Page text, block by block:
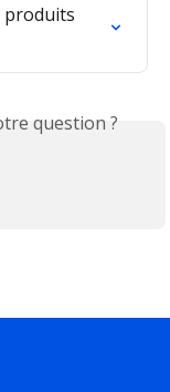
produits
question ?